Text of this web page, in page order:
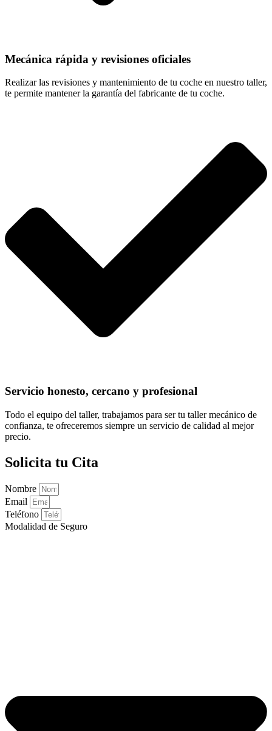
Mecánica rápida y revisiones oficiales
Realizar las revisiones y mantenimiento de tu coche en nuestro taller,
te permite mantener la garantía del fabricante de tu coche.
Servicio honesto, cercano y profesional
Todo el equipo del taller, trabajamos para ser tu taller mecánico de
confianza, te ofreceremos siempre un servicio de calidad al mejor
precio.
Solicita tu Cita
Nombre
Email
Teléfono
Modalidad de Seguro